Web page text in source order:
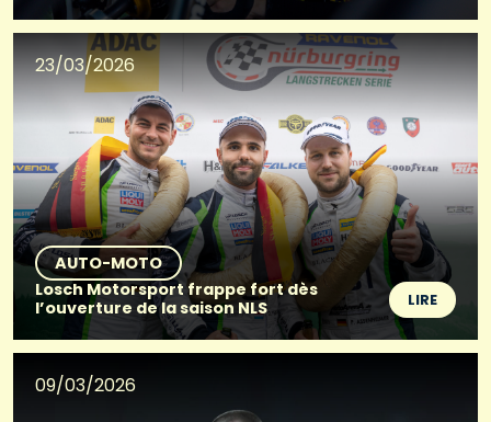
23/03/2026
AUTO-MOTO
Losch Motorsport frappe fort dès
l’ouverture de la saison NLS
LIRE
09/03/2026